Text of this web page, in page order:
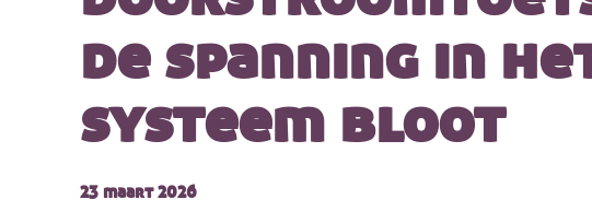
de spanning in
systeem bloot
23 maart 2026